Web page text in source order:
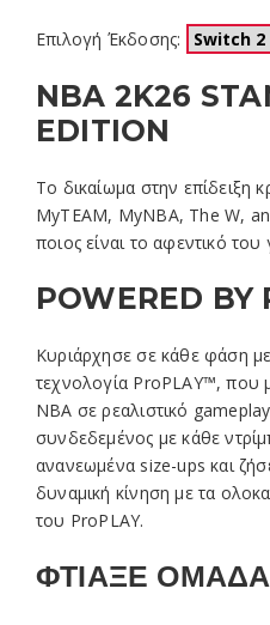
Επιλογή Έκδοσης:
NBA 2K26
EDITION
Το δικαίωμα στην επίδειξη
MyTEAM, MyNBA, The W,
ποιος είναι το αφεντικό
POWERED BY
Κυριάρχησε σε κάθε φάση
τεχνολογία ProPLAY™, που
NBA σε ρεαλιστικό
συνδεδεμένος με κάθε
ανανεωμένα size-ups και
δυναμική κίνηση με τα
του ProPLAY.
ΦΤΙΑΞΕ